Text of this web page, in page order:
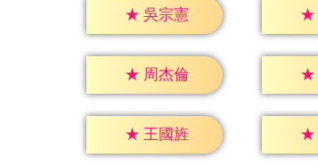
★ 吳宗憲 ★
★ 周杰倫 ★
★ 王國旌 ★